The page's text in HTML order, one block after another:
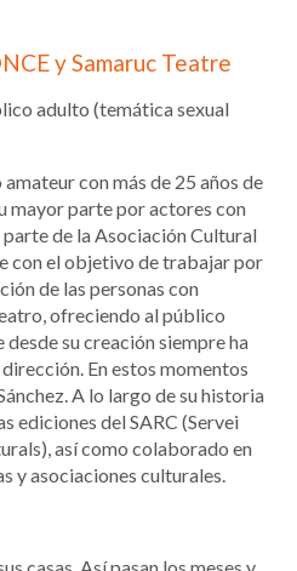
y Samaruc Teatre
adulto (temática sexual
con más de 25 años de
mayor parte por actores con
de la Asociación Cultural
con el objetivo de trabajar por
de las personas con
ofreciendo al público
su creación siempre ha
En estos momentos
A lo largo de su historia
ediciones del SARC (Servei
así como colaborado en
y asociaciones culturales.